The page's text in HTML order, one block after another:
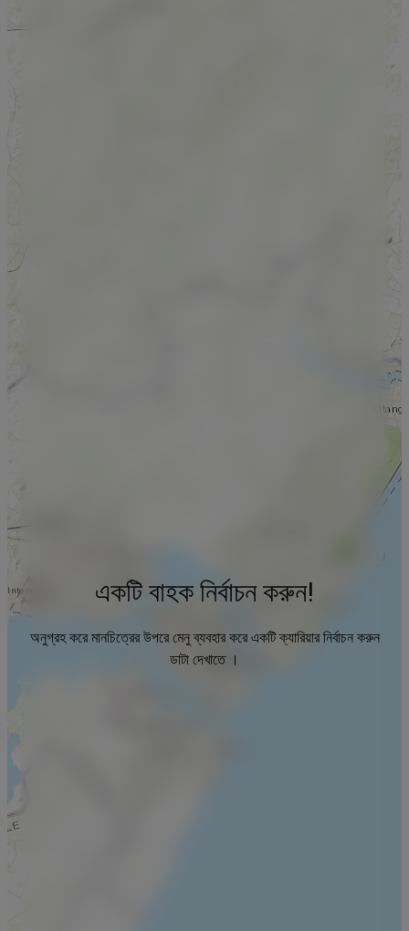
একটি বাহক নির্বাচন করুন!
অনুগ্রহ করে মানচিত্রের উপরে মেনু ব্যবহার করে একটি ক্যারিয়ার নির্বাচন করুন
ডাটা দেখাতে ।